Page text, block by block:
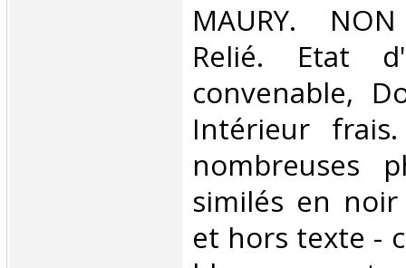
‎MAURY.
Relié. Etat
convenable,
Intérieur
nombreuses
similés en
et hors texte -